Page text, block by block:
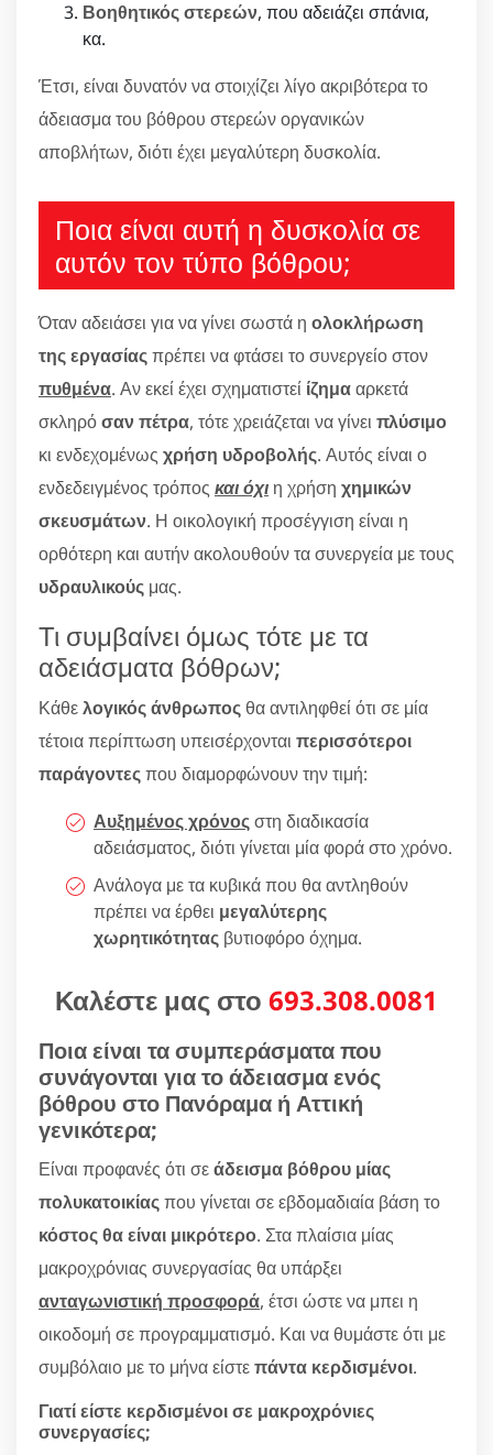
Βοηθητικός στερεών, που αδειάζει σπάνια,
κα.
Έτσι, είναι δυνατόν να στοιχίζει λίγο ακριβότερα το
άδειασμα του βόθρου στερεών οργανικών
αποβλήτων, διότι έχει μεγαλύτερη δυσκολία.
Ποια είναι αυτή η δυσκολία σε
αυτόν τον τύπο βόθρου;
Όταν αδειάσει για να γίνει σωστά η ολοκλήρωση
της εργασίαςπρέπει να φτάσει το συνεργείο στον
πυθμένα. Αν εκεί έχει σχηματιστεί ίζημααρκετά
σκληρόσαν πέτρα, τότε χρειάζεται να γίνει πλύσιμο
κι ενδεχομένως χρήση υδροβολής. Αυτός είναι ο
ενδεδειγμένος τρόπος και όχι η χρήση χημικών
σκευσμάτων. Η οικολογική προσέγγιση είναι η
ορθότερη και αυτήν ακολουθούν τα συνεργεία με τους
υδραυλικούς μας.
Τι συμβαίνει όμως τότε με τα
αδειάσματα βόθρων;
Κάθελογικός άνθρωποςθα αντιληφθεί ότι σε μία
τέτοια περίπτωση υπεισέρχονται περισσότεροι
παράγοντεςπου διαμορφώνουν την τιμή:
Αυξημένος χρόνοςστη διαδικασία
αδειάσματος, διότι γίνεται μία φορά στο χρόνο.
Ανάλογα με τα κυβικά που θα αντληθούν
πρέπει να έρθει μεγαλύτερης
χωρητικότητας βυτιοφόρο όχημα.
Καλέστε μας στο 693.308.0081
Ποια είναι τα συμπεράσματα που
συνάγονται για το άδειασμα ενός
βόθρου στο Πανόραμα ή Αττική
γενικότερα;
Είναι προφανές ότι σεάδεισμα βόθρου μίας
πολυκατοικίαςπου γίνεται σε εβδομαδιαία βάση το
κόστος θα είναι μικρότερο. Στα πλαίσια μίας
μακροχρόνιας συνεργασίας θα υπάρξει
ανταγωνιστική προσφορά, έτσι ώστε να μπει η
οικοδομή σε προγραμματισμό. Και να θυμάστε ότι με
συμβόλαιο με το μήνα είστεπάντα κερδισμένοι.
Γιατί είστε κερδισμένοι σε μακροχρόνιες
συνεργασίες;